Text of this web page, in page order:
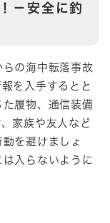
－安全に釣
の海中転落事故
を入手するとと
履物、通信装備
家族や友人など
を避けましょ
入らないように